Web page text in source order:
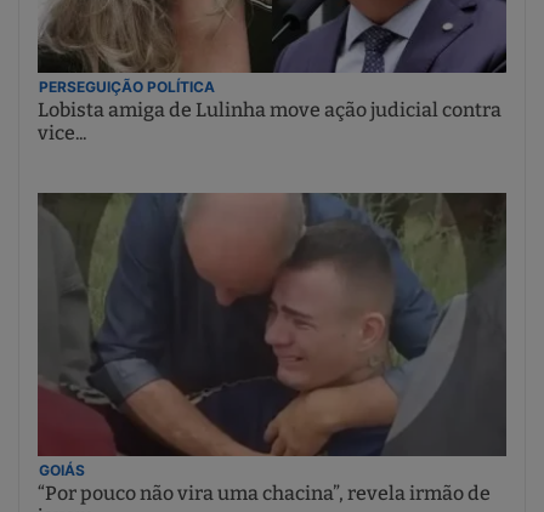
PERSEGUIÇÃO POLÍTICA
Lobista amiga de Lulinha move ação judicial contra
vice...
GOIÁS
“Por pouco não vira uma chacina”, revela irmão de